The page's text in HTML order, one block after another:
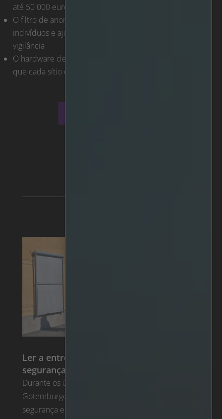
até 50 000 euros por ano
O filtro de anonimização protege a privacidade dos
indivíduos e ajuda a cumprir os regulamentos de
vigilância
O hardware de alta qualidade, robusto e fiável garante
que cada sítio está sempre protegido
Ler a entrevista com o chefe de
segurança da cidade de Gotemburgo
Durante os últimos nove anos, a cidade de
Gotemburgo reestruturou com êxito o trabalho de
segurança e vigilância nas suas muitas escolas